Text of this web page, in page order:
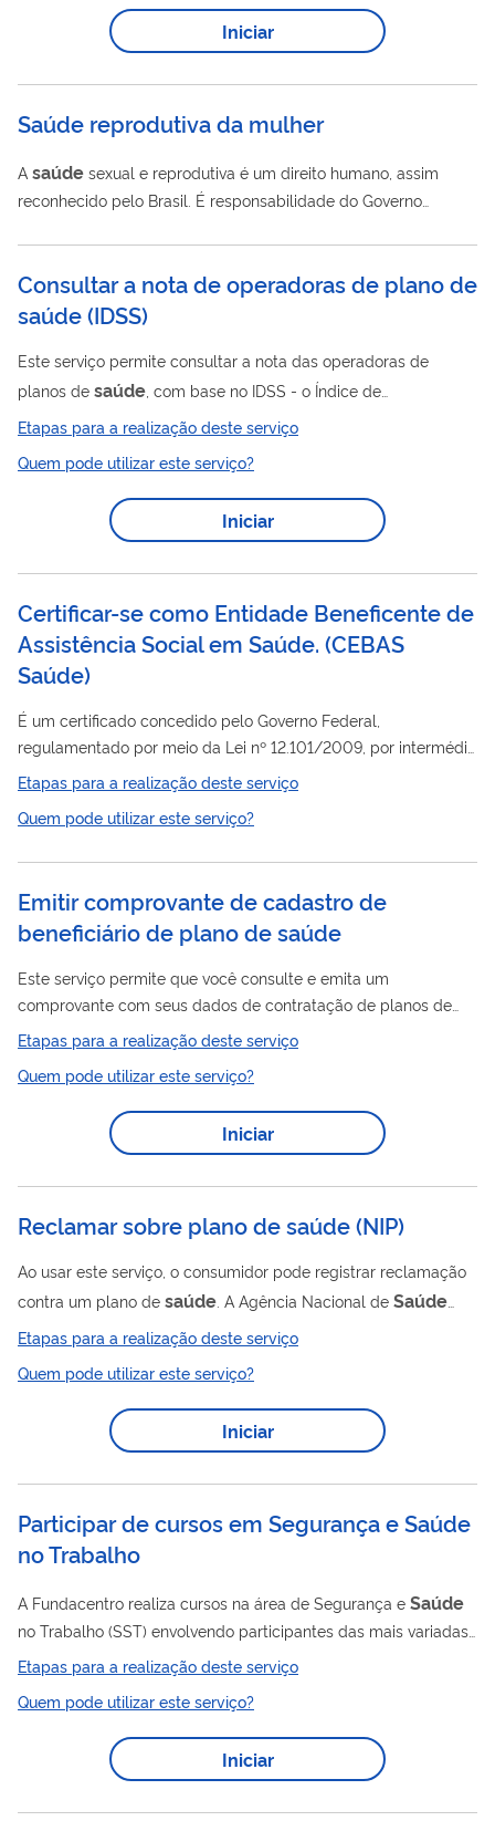
permitir a regularização fiscal com condições diferenciadas de
pagamento, como reduções de juros e multas e prazos
esse parcelamento já...
Iniciar
Saúde reprodutiva da mulher
A saúde sexual e reprodutiva é um direito humano, assim
reconhecido pelo Brasil. É responsabilidade do Governo
estados e municípios a garantir este direito para todas as
brasileiras. Com este objetivo em mente o Ministério daSaúde
lançou em 23 de julho de 2018 a Portaria nº 2.234 que institui a
Saúdedas Mulheres que tem como objetivo geral ampliar e
fortalecer a atenção à...
Consultar a nota de operadoras de plano de
saúde(IDSS)
Este serviço permite consultar a nota das operadoras de
planos de saúde , com base no IDSS - o Índice de
Desempenho daSaúdeSuplementar . Essa nota mostra como
qualidade do atendimento, acesso aos serviços, equilíbrio
financeiro e cumprimento das regras da ANS. O IDSS é uma
ferramenta criada pela ANS para ajudar você a comparar o
informadas. Notas acima de 0,6 são consideradas de bom...
Etapas para a realização deste serviço
Quem pode utilizar este serviço?
Iniciar
Certificar-se como Entidade Beneficente de
Assistência Social em Saúde. (CEBAS
Saúde)
É um certificado concedido pelo Governo Federal,
regulamentado por meio da Lei nº 12.101/2009, por intermédio
dos Ministérios daSaúde(MS), Ministério da Educação (MEC),
pessoas jurídicas de direito privado, sem fins lucrativos,
reconhecidas como entidades beneficentes de assistência
assistência social,saúdeou educação.
Etapas para a realização deste serviço
Quem pode utilizar este serviço?
Emitir comprovante de cadastro de
beneficiário de plano de saúde
Este serviço permite que você consulte e emita um
comprovante com seus dados de contratação de planos de
saúde . As informações são enviadas pelas operadoras e
obrigatório para fazer a portabilidade de carências . Se você
encontrar algum erro nos dados, entre em contato com sua
operadora para pedir a correção. Se ela não resolver o
Etapas para a realização deste serviço
Quem pode utilizar este serviço?
Iniciar
Reclamar sobre plano de saúde(NIP)
Ao usar este serviço, o consumidor pode registrar reclamação
contra um plano de saúde . A Agência Nacional de Saúde
(ANS) é a agência reguladora responsável pelo setor de
meio da NIP - Notificação de Intermediação Preliminar, forma
amigável de composição de conflitos, o consumidor terá
acesso à resposta da operadora ou administradora de
realmente resolvido. Em caso...
Etapas para a realização deste serviço
Quem pode utilizar este serviço?
Iniciar
Participar de cursos em Segurança e Saúde
no Trabalho
A Fundacentro realiza cursos na área de Segurança e Saúde
no Trabalho (SST) envolvendo participantes das mais variadas
formações, com foco em profissionais de órgãos públicos,
empresas e sindicatos que atuam na área. Essas atividades
educativas têm o papel de difundir os resultados de estudos e
pesquisas desenvolvidas em SST nos últimos anos
proporcionando atualização aos atores que atuam nesse
Etapas para a realização deste serviço
Quem pode utilizar este serviço?
Iniciar